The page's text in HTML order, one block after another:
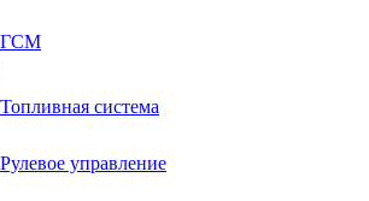
ГСМ
Топливная система
Рулевое управление